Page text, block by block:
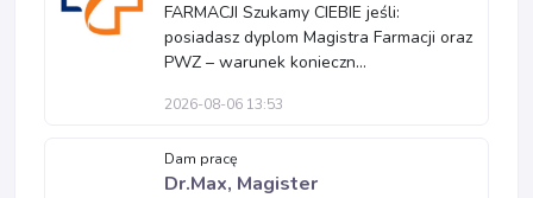
FARMACJI Szukamy CIEBIE jeśli:
posiadasz dyplom Magistra Farmacji oraz
PWZ – warunek konieczn...
2026-08-06 13:53
Dam pracę
Dr.Max, Magister